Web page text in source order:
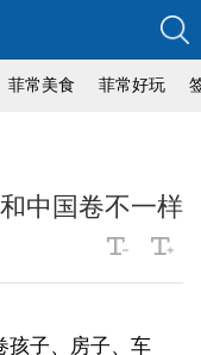
菲常美食 菲常好玩
中国卷不一样
孩子、房子、车